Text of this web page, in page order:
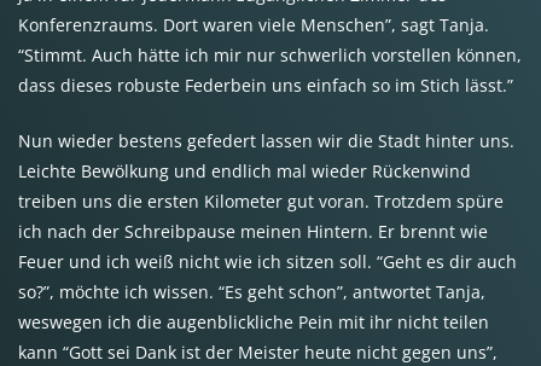
Konferenzraums. Dort waren viele Menschen”, sagt Tanja.
“Stimmt. Auch hätte ich mir nur schwerlich vorstellen können,
dass dieses robuste Federbein uns einfach so im Stich lässt.”
Nun wieder bestens gefedert lassen wir die Stadt hinter uns.
Leichte Bewölkung und endlich mal wieder Rückenwind
treiben uns die ersten Kilometer gut voran. Trotzdem spüre
ich nach der Schreibpause meinen Hintern. Er brennt wie
Feuer und ich weiß nicht wie ich sitzen soll. “Geht es dir auch
so?”, möchte ich wissen. “Es geht schon”, antwortet Tanja,
weswegen ich die augenblickliche Pein mit ihr nicht teilen
kann “Gott sei Dank ist der Meister heute nicht gegen uns”,